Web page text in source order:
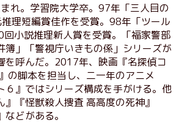
れ。学習院大学卒。97年「三人目の
理短編賞佳作を受賞。98年「ツール
小説推理新人賞を受賞。「福家警部
簿」「警視庁いきもの係」シリーズが
を呼んだ。2017年、映画『名探偵コ
の脚本を担当し、二一年のアニメ
６』ではシリーズ構成を手がける。他
『怪獣殺人捜査 高高度の死神』
などがある。